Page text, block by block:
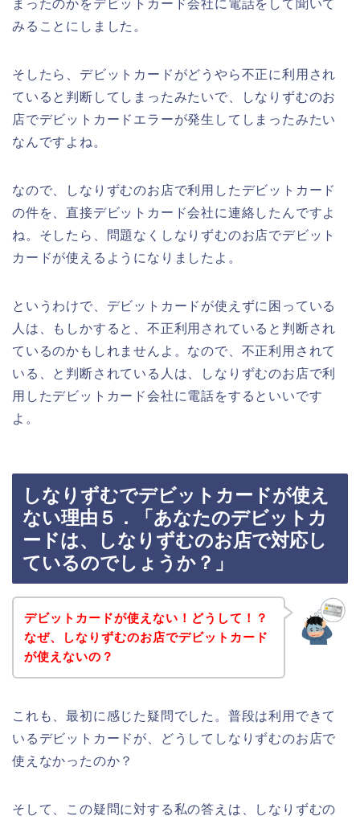
まったのかをデビットカード会社に電話をして聞いて
みることにしました。
そしたら、デビットカードがどうやら不正に利用され
ていると判断してしまったみたいで、しなりずむのお
店でデビットカードエラーが発生してしまったみたい
なんですよね。
なので、しなりずむのお店で利用したデビットカード
の件を、直接デビットカード会社に連絡したんですよ
ね。そしたら、問題なくしなりずむのお店でデビット
カードが使えるようになりましたよ。
というわけで、デビットカードが使えずに困っている
人は、もしかすると、不正利用されていると判断され
ているのかもしれませんよ。なので、不正利用されて
いる、と判断されている人は、しなりずむのお店で利
用したデビットカード会社に電話をするといいです
よ。
しなりずむでデビットカードが使え
ない理由５．「あなたのデビットカ
ードは、しなりずむのお店で対応し
ているのでしょうか？」
デビットカードが使えない！どうして！？
なぜ、しなりずむのお店でデビットカード
が使えないの？
これも、最初に感じた疑問でした。普段は利用できて
いるデビットカードが、どうしてしなりずむのお店で
使えなかったのか？
そして、この疑問に対する私の答えは、しなりずむの